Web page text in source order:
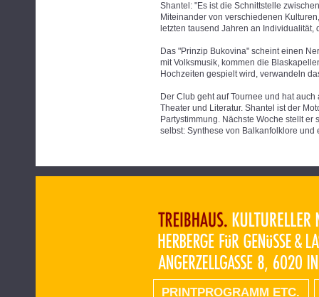
Shantel: "Es ist die Schnittstelle
Miteinander von verschiedenen
letzten tausend Jahren an Individualität,
Das "Prinzip Bukovina" scheint einen
mit Volksmusik, kommen die
Hochzeiten gespielt wird, verwandeln
Der Club geht auf Tournee und hat
Theater und Literatur. Shantel ist der
Partystimmung. Nächste Woche stellt
selbst: Synthese von Balkanfolklore und
PRINTPROGRAMM ETC.